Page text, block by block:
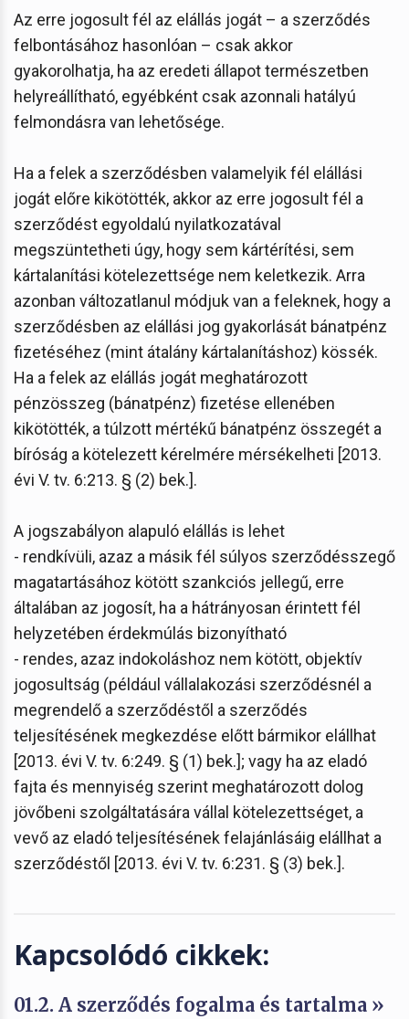
Az erre jogosult fél az elállás jogát – a szerződés
felbontásához hasonlóan – csak akkor
gyakorolhatja, ha az eredeti állapot természetben
helyreállítható, egyébként csak azonnali hatályú
felmondásra van lehetősége.
Ha a felek a szerződésben valamelyik fél elállási
jogát előre kikötötték, akkor az erre jogosult fél a
szerződést egyoldalú nyilatkozatával
megszüntetheti úgy, hogy sem kártérítési, sem
kártalanítási kötelezettsége nem keletkezik. Arra
azonban változatlanul módjuk van a feleknek, hogy a
szerződésben az elállási jog gyakorlását bánatpénz
fizetéséhez (mint átalány kártalanításhoz) kössék.
Ha a felek az elállás jogát meghatározott
pénzösszeg (bánatpénz) fizetése ellenében
kikötötték, a túlzott mértékű bánatpénz összegét a
bíróság a kötelezett kérelmére mérsékelheti [2013.
évi V. tv. 6:213. § (2) bek.].
A jogszabályon alapuló elállás is lehet
- rendkívüli, azaz a másik fél súlyos szerződésszegő
magatartásához kötött szankciós jellegű, erre
általában az jogosít, ha a hátrányosan érintett fél
helyzetében érdekmúlás bizonyítható
- rendes, azaz indokoláshoz nem kötött, objektív
jogosultság (például vállalakozási szerződésnél a
megrendelő a szerződéstől a szerződés
teljesítésének megkezdése előtt bármikor elállhat
[2013. évi V. tv. 6:249. § (1) bek.]; vagy ha az eladó
fajta és mennyiség szerint meghatározott dolog
jövőbeni szolgáltatására vállal kötelezettséget, a
vevő az eladó teljesítésének felajánlásáig elállhat a
szerződéstől [2013. évi V. tv. 6:231. § (3) bek.].
Kapcsolódó cikkek:
01.2. A szerződés fogalma és tartalma »